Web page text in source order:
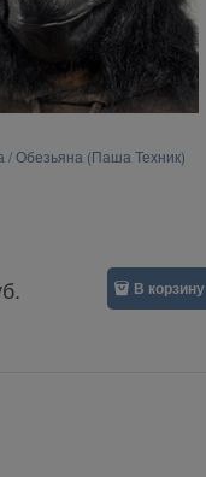
/ Обезьяна (Паша Техник)
В корзину